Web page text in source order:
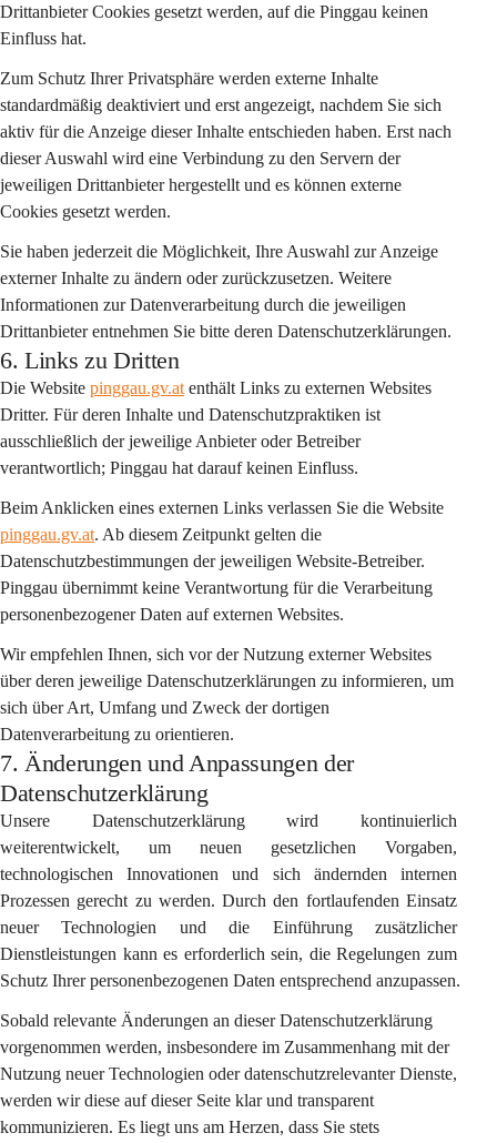
Drittanbieter Cookies gesetzt werden, auf die Pinggau keinen
Einfluss hat.
Zum Schutz Ihrer Privatsphäre werden externe Inhalte
standardmäßig deaktiviert und erst angezeigt, nachdem Sie sich
aktiv für die Anzeige dieser Inhalte entschieden haben. Erst nach
dieser Auswahl wird eine Verbindung zu den Servern der
jeweiligen Drittanbieter hergestellt und es können externe
Cookies gesetzt werden.
Sie haben jederzeit die Möglichkeit, Ihre Auswahl zur Anzeige
externer Inhalte zu ändern oder zurückzusetzen. Weitere
Informationen zur Datenverarbeitung durch die jeweiligen
Drittanbieter entnehmen Sie bitte deren Datenschutzerklärungen.
6. Links zu Dritten
Die Website pinggau.gv.at enthält Links zu externen Websites
Dritter. Für deren Inhalte und Datenschutzpraktiken ist
ausschließlich der jeweilige Anbieter oder Betreiber
verantwortlich; Pinggau hat darauf keinen Einfluss.
Beim Anklicken eines externen Links verlassen Sie die Website
pinggau.gv.at. Ab diesem Zeitpunkt gelten die
Datenschutzbestimmungen der jeweiligen Website-Betreiber.
Pinggau übernimmt keine Verantwortung für die Verarbeitung
personenbezogener Daten auf externen Websites.
Wir empfehlen Ihnen, sich vor der Nutzung externer Websites
über deren jeweilige Datenschutzerklärungen zu informieren, um
sich über Art, Umfang und Zweck der dortigen
Datenverarbeitung zu orientieren.
7. Änderungen und Anpassungen der
Datenschutzerklärung
Unsere Datenschutzerklärung wird kontinuierlich
weiterentwickelt, um neuen gesetzlichen Vorgaben,
technologischen Innovationen und sich ändernden internen
Prozessen gerecht zu werden. Durch den fortlaufenden Einsatz
neuer Technologien und die Einführung zusätzlicher
Dienstleistungen kann es erforderlich sein, die Regelungen zum
Schutz Ihrer personenbezogenen Daten entsprechend anzupassen.
Sobald relevante Änderungen an dieser Datenschutzerklärung
vorgenommen werden, insbesondere im Zusammenhang mit der
Nutzung neuer Technologien oder datenschutzrelevanter Dienste,
werden wir diese auf dieser Seite klar und transparent
kommunizieren. Es liegt uns am Herzen, dass Sie stets